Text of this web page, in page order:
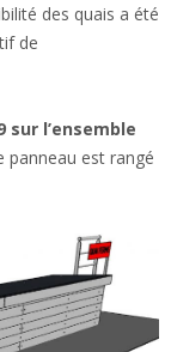
des quais a été
de
sur l’ensemble
panneau est rangé